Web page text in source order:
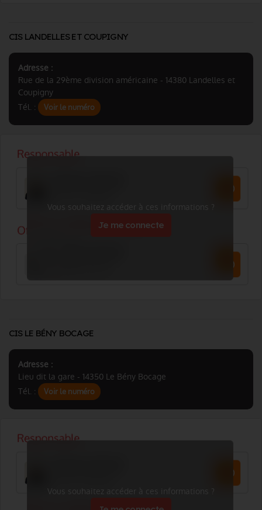
CIS LANDELLES ET COUPIGNY
Adresse :
Rue de la 29ème division américaine - 14380 Landelles et
Coupigny
Tél. :
Voir le numéro
Vous souhaitez accéder à ces informations ?
Je me connecte
CIS LE BÉNY BOCAGE
Adresse :
Lieu dit la gare - 14350 Le Bény Bocage
Tél. :
Voir le numéro
Vous souhaitez accéder à ces informations ?